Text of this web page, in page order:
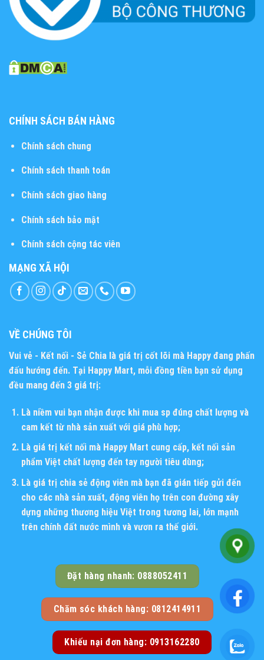
CHÍNH SÁCH BÁN HÀNG
Chính sách chung
Chính sách thanh toán
Chính sách giao hàng
Chính sách bảo mật
Chính sách cộng tác viên
MẠNG XÃ HỘI
VỀ CHÚNG TÔI
Vui vẻ - Kết nối - Sẻ Chia là giá trị cốt lõi mà Happy đang phấn
đấu hướng đến. Tại Happy Mart, mỗi đồng tiền bạn sử dụng
đều mang đến 3 giá trị:
Là niềm vui bạn nhận được khi mua sp đúng chất lượng và
cam kết từ nhà sản xuất với giá phù hợp;
Là giá trị kết nối mà Happy Mart cung cấp, kết nối sản
phẩm Việt chất lượng đến tay người tiêu dùng;
Là giá trị chia sẻ động viên mà bạn đã gián tiếp gửi đến
cho các nhà sản xuất, động viên họ trên con đường xây
dựng những thương hiệu Việt trong tương lai, lớn mạnh
trên chính đất nước mình và vươn ra thế giới.
Đặt hàng nhanh: 0888052411
Chăm sóc khách hàng: 0812414911
Khiếu nại đơn hàng: 0913162280